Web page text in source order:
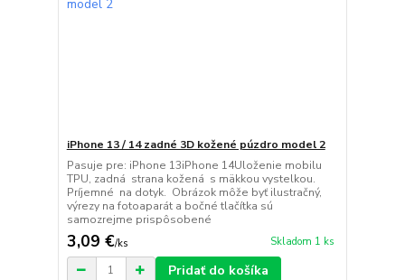
iPhone 13 / 14 zadné 3D kožené púzdro model 2
Pasuje pre: iPhone 13iPhone 14Uloženie mobilu
TPU, zadná strana kožená s mäkkou vystelkou.
Príjemné na dotyk. Obrázok môže byť ilustračný,
výrezy na fotoaparát a bočné tlačítka sú
samozrejme prispôsobené
3,09 €/ks Skladom 1 ks
Pridať do košíka